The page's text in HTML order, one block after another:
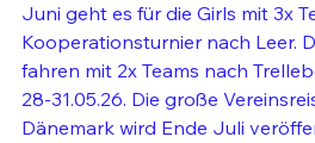
Juni geht es für die Girls mit 3x
Kooperationsturnier nach Leer.
fahren mit 2x Teams nach
28-31.05.26. Die große
Dänemark wird Ende Juli